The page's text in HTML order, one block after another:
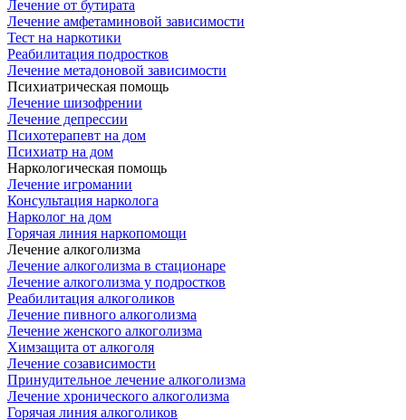
Лечение от бутирата
Лечение амфетаминовой зависимости
Тест на наркотики
Реабилитация подростков
Лечение метадоновой зависимости
Психиатрическая помощь
Лечение шизофрении
Лечение депрессии
Психотерапевт на дом
Психиатр на дом
Наркологическая помощь
Лечение игромании
Консультация нарколога
Нарколог на дом
Горячая линия наркопомощи
Лечение алкоголизма
Лечение алкоголизма в стационаре
Лечение алкоголизма у подростков
Реабилитация алкоголиков
Лечение пивного алкоголизма
Лечение женского алкоголизма
Химзащита от алкоголя
Лечение созависимости
Принудительное лечение алкоголизма
Лечение хронического алкоголизма
Горячая линия алкоголиков